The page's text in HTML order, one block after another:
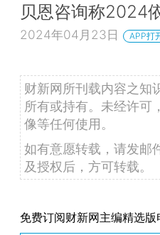
贝恩咨询称2024
2024年04月23日 APP打
财新网所刊载内容之知
所有或持有。未经许可
像等任何使用。
如有意愿转载，请发邮
及授权后，方可转载。
免费订阅财新网主编精选版